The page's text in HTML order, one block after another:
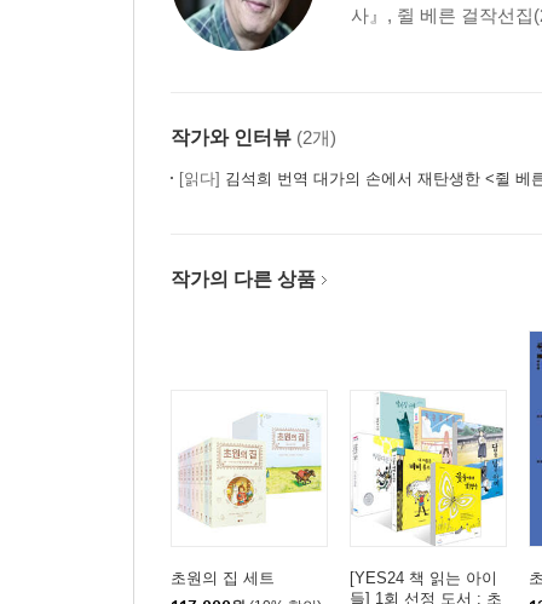
사』, 쥘 베른 걸작선집
작가와 인터뷰 (2개)
[읽다] 김석희 번역 대가의 손에서 재탄생한 <쥘 베
작가의 다른 상품
초원의 집 세트
[YES24 책 읽는 아이
들] 1회 선정 도서 : 초